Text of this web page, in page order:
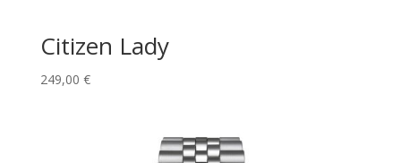
Citizen Lady
249,00 €